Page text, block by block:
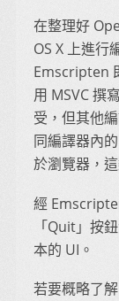
在整理好
OS X 上進行
Emscripten
用 MSVC 撰
受，但其他
同編譯器內
於瀏覽器，
經
「Quit」按
本的 UI。
若要概略了